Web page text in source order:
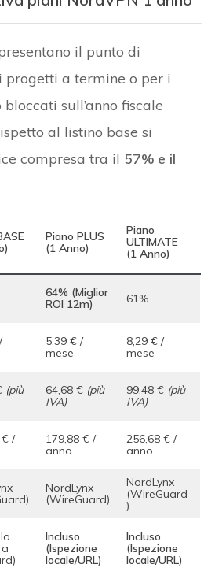
il punto di
progetti a termine o per i
sull’anno fiscale
al listino base si
compresa tra il 57% e il
Piano PLUS
(1 Anno)
Piano
ULTIMATE
(1 Anno)
64% (Miglior
ROI 12m)
61%
5,39 € /
mese
8,29 € /
mese
(più
64,68 € (più
IVA)
99,48 € (più
IVA)
€ /
179,88 € /
anno
256,68 € /
anno
NordLynx
(WireGuard)
NordLynx
(WireGuard
)
Incluso
(Ispezione
locale/URL)
Incluso
(Ispezione
locale/URL)